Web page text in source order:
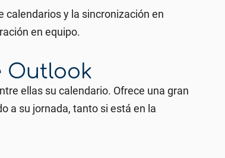
y la sincronización en
en equipo.
Outlook
ellas su calendario. Ofrece una gran
a su jornada, tanto si está en la